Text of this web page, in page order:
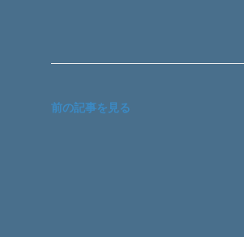
前の記事を見る